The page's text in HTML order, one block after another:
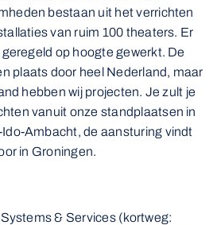
bestaan uit het verrichten
van ruim 100 theaters. Er
op hoogte gewerkt. De
plaats door heel Nederland, maar
hebben wij projecten. Je zult je
vanuit onze standplaatsen in
Ambacht, de aansturing vindt
in Groningen.
& Services (kortweg: